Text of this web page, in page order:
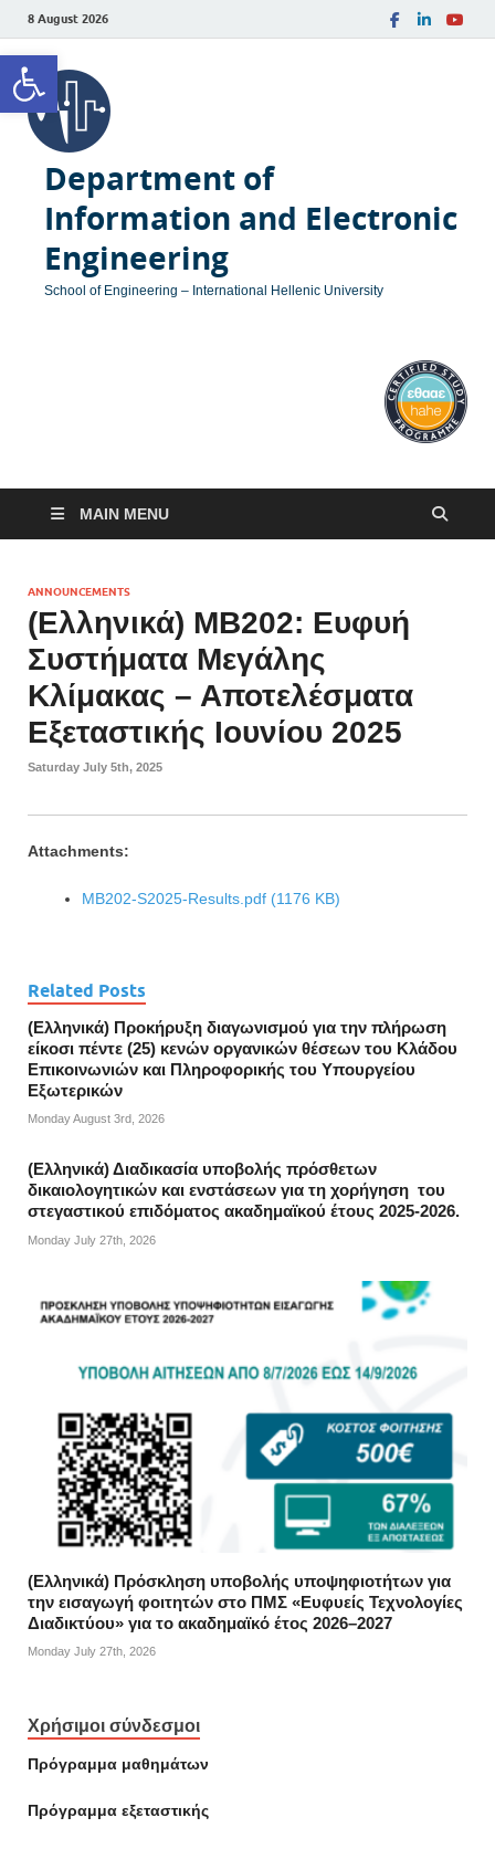
Open toolbar
8 August 2026
Department of
Information and Electronic
Engineering
School of Engineering – International Hellenic University
MAIN MENU
ANNOUNCEMENTS
(Ελληνικά) MB202: Ευφυή
Συστήματα Μεγάλης
Κλίμακας – Αποτελέσματα
Εξεταστικής Ιουνίου 2025
Saturday July 5th, 2025
Attachments:
MB202-S2025-Results.pdf (1176 KB)
Related Posts
(Ελληνικά) Προκήρυξη διαγωνισμού για την πλήρωση
είκοσι πέντε (25) κενών οργανικών θέσεων του Κλάδου
Επικοινωνιών και Πληροφορικής του Υπουργείου
Εξωτερικών
Monday August 3rd, 2026
(Ελληνικά) Διαδικασία υποβολής πρόσθετων
δικαιολογητικών και ενστάσεων για τη χορήγηση του
στεγαστικού επιδόματος ακαδημαϊκού έτους 2025-2026.
Monday July 27th, 2026
(Ελληνικά) Πρόσκληση υποβολής υποψηφιοτήτων για
την εισαγωγή φοιτητών στο ΠΜΣ «Ευφυείς Τεχνολογίες
Διαδικτύου» για το ακαδημαϊκό έτος 2026–2027
Monday July 27th, 2026
Χρήσιμοι σύνδεσμοι
Πρόγραμμα μαθημάτων
Πρόγραμμα εξεταστικής